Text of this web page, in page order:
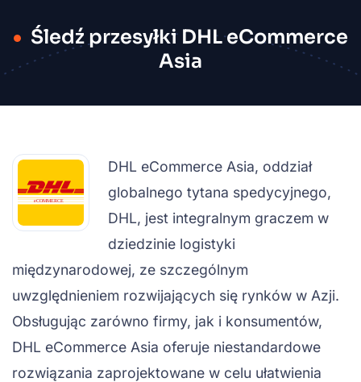
Śledź przesyłki DHL eCommerce
Asia
DHL eCommerce Asia, oddział
globalnego tytana spedycyjnego,
DHL, jest integralnym graczem w
dziedzinie logistyki
międzynarodowej, ze szczególnym
uwzględnieniem rozwijających się rynków w Azji.
Obsługując zarówno firmy, jak i konsumentów,
DHL eCommerce Asia oferuje niestandardowe
rozwiązania zaprojektowane w celu ułatwienia